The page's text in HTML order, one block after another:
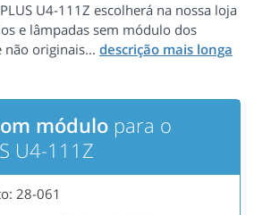
U4-111Z escolherá na nossa loja
e lâmpadas sem módulo dos
não originais...
módulo para o
U4-111Z
28-061